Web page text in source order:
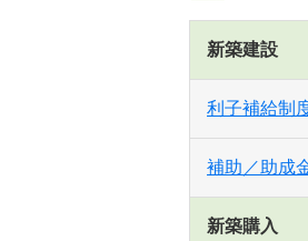
新築建設
利子補給制
補助／助成
新築購入